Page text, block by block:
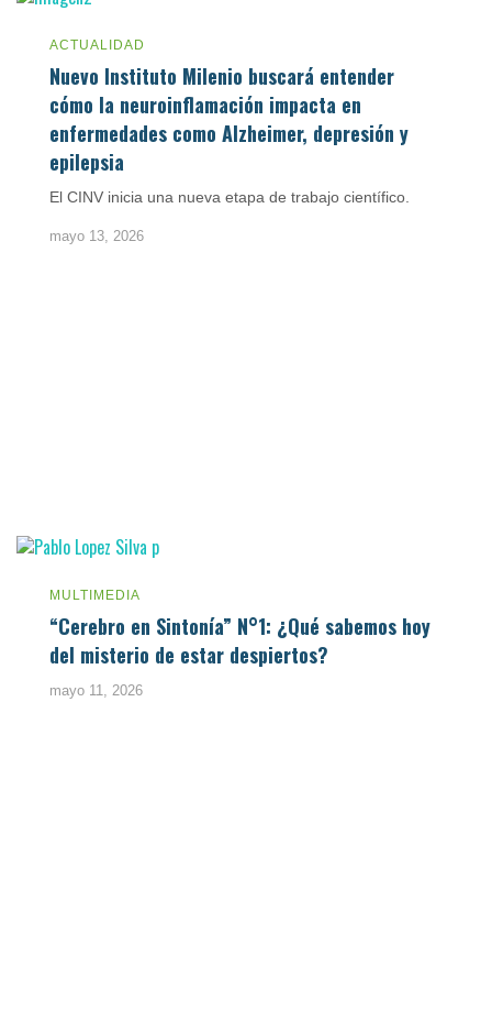
ACTUALIDAD
Nuevo Instituto Milenio buscará entender
cómo la neuroinflamación impacta en
enfermedades como Alzheimer, depresión y
epilepsia
El CINV inicia una nueva etapa de trabajo científico.
mayo 13, 2026
MULTIMEDIA
“Cerebro en Sintonía” N°1: ¿Qué sabemos hoy
del misterio de estar despiertos?
mayo 11, 2026